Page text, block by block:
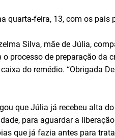
quarta-feira, 13, com os pais
Silva, mãe de Júlia,
o processo de preparação da
do remédio. “Obrigada
que Júlia já recebeu alta
para aguardar a
que já fazia antes para